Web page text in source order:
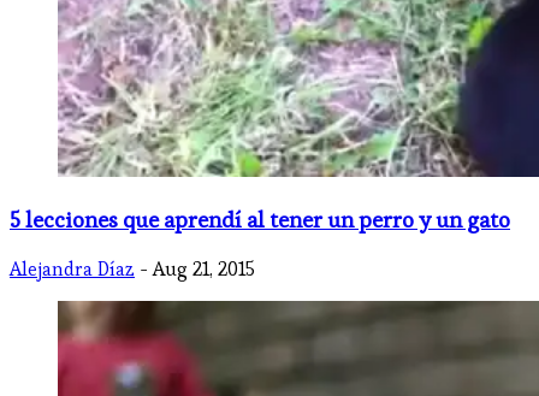
5 lecciones que aprendí al tener un perro y un gato
Alejandra Díaz - Aug 21, 2015